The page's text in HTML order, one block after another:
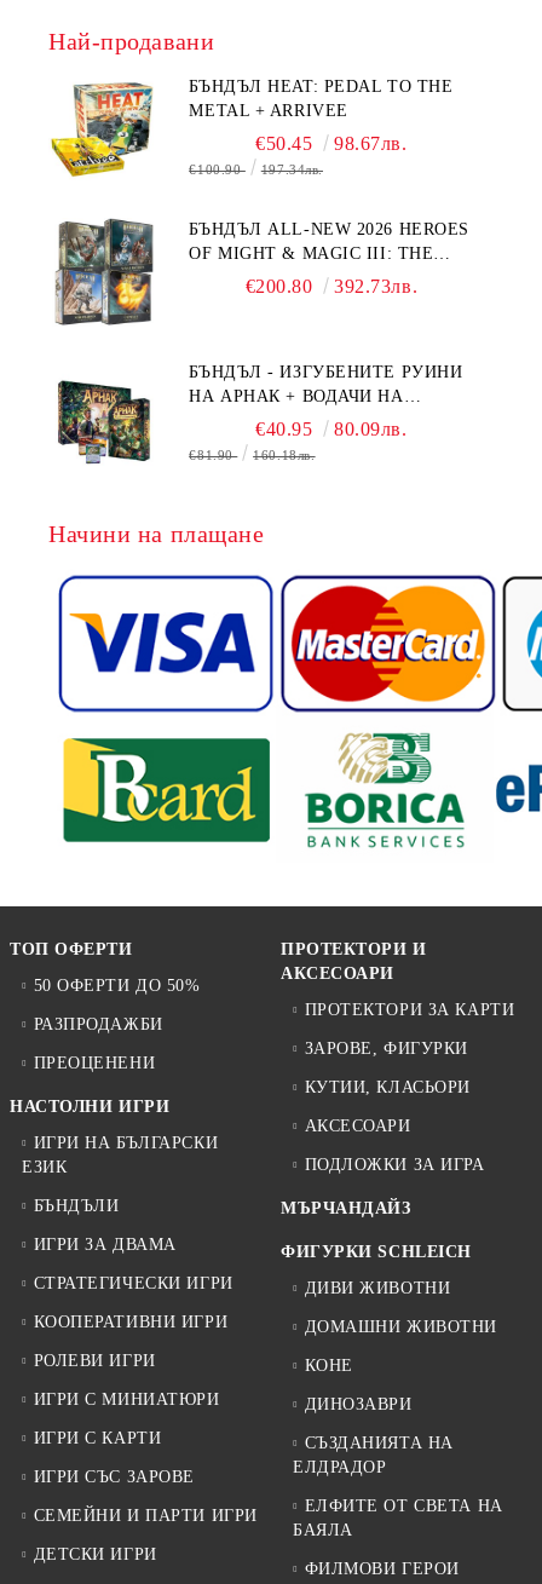
Най-продавани
БЪНДЪЛ HEAT: PEDAL TO THE
METAL + ARRIVEE
€50.45 98.67лв.
€100.90 197.34лв.
БЪНДЪЛ ALL-NEW 2026 HEROES
OF MIGHT & MAGIC III: THE
BOARD GAME EXPANSIONS -
€200.80 392.73лв.
БЪНДЪЛ - ИЗГУБЕНИТЕ РУИНИ
НА АРНАК + ВОДАЧИ НА
ЕКСПЕДИЦИИ + ПРОМО КАРТИ
БЕЗПЛАТНО
€40.95 80.09лв.
€81.90 160.18лв.
Начини на плащане
ТОП ОФЕРТИ
50 ОФЕРТИ ДО 50%
РАЗПРОДАЖБИ
ПРЕОЦЕНЕНИ
НАСТОЛНИ ИГРИ
ИГРИ НА БЪЛГАРСКИ
ЕЗИК
БЪНДЪЛИ
ИГРИ ЗА ДВАМА
СТРАТЕГИЧЕСКИ ИГРИ
КООПЕРАТИВНИ ИГРИ
РОЛЕВИ ИГРИ
ИГРИ С МИНИАТЮРИ
ИГРИ С КАРТИ
ИГРИ СЪС ЗАРОВЕ
СЕМЕЙНИ И ПАРТИ ИГРИ
ДЕТСКИ ИГРИ
ПРОТЕКТОРИ И
АКСЕСОАРИ
ПРОТЕКТОРИ ЗА КАРТИ
ЗАРОВЕ, ФИГУРКИ
КУТИИ, КЛАСЬОРИ
АКСЕСОАРИ
ПОДЛОЖКИ ЗА ИГРА
МЪРЧАНДАЙЗ
ФИГУРКИ SCHLEICH
ДИВИ ЖИВОТНИ
ДОМАШНИ ЖИВОТНИ
КОНЕ
ДИНОЗАВРИ
СЪЗДАНИЯТА НА
ЕЛДРАДОР
ЕЛФИТЕ ОТ СВЕТА НА
БАЯЛА
ФИЛМОВИ ГЕРОИ